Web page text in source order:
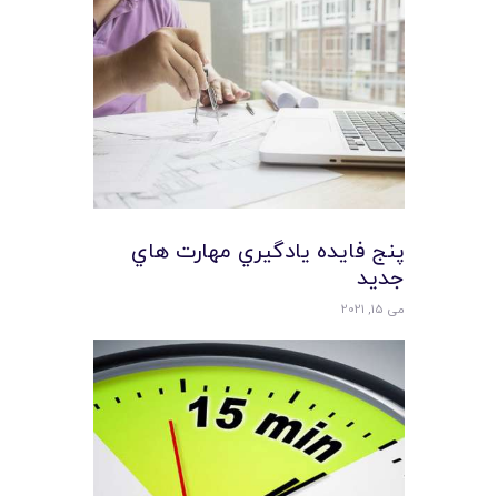
پنج فايده يادگيري مهارت هاي
جديد
می 15, 2021